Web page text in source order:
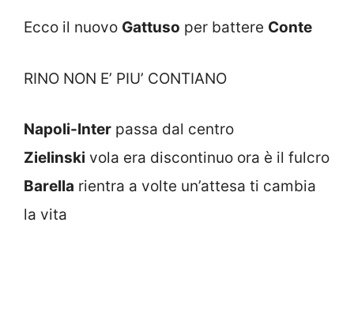
Ecco il nuovo Gattuso per battere Conte
RINO NON E’ PIU’ CONTIANO
Napoli-Inter passa dal centro
Zielinski vola era discontinuo ora è il fulcro
Barella rientra a volte un’attesa ti cambia
la vita